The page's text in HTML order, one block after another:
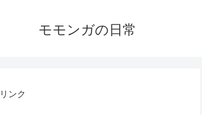
モモンガの日常
ンク